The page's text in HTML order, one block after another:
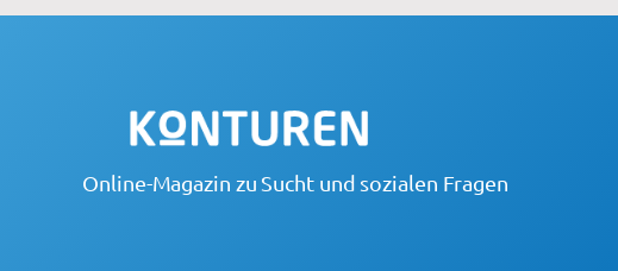
Online-Magazin zu Sucht und sozialen Fragen